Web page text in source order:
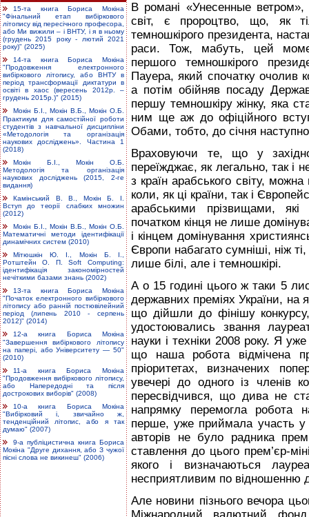
15-та книга Бориса Мокіна
"Фінальний етап вибіркового
літопису від пересічного професора,
або Ми вижили – і ВНТУ, і я в ньому
(грудень 2015 року - лютий 2021
року)" (2025)
14-та книга Бориса Мокіна
"Продовження електронного
вибіркового літопису, або ВНТУ в
період трансформації диктатури в
освіті в хаос (вересень 2012р. –
грудень 2015р.)" (2015)
Мокін Б.І., Мокін В.Б., Мокін О.Б.
Практикум для самостійної роботи
студентів з навчальної дисципліни
«Методологія та організація
наукових досліджень». Частина 1
(2018)
Мокін Б.І., Мокін О.Б.
Методологія та організація
наукових досліджень (2015, 2-ге
видання)
Камінський В. В., Мокін Б. І.
Вступ до теорії слабких множин
(2012)
Мокін Б.І., Мокін В.Б., Мокін О.Б.
Математичні методи ідентифікації
динамічних систем (2010)
Мітюшкін Ю. І., Мокін Б. І.,
Ротштейн О. П. Soft Computing:
ідентифікація закономірностей
нечіткими базами знань (2002)
13-та книга Бориса Мокіна
"Початок електронного вибіркового
літопису або ранній постювілейний
період (липень 2010 - серпень
2012)" (2014)
12-а книга Бориса Мокіна
"Завершення вибіркового літопису
на папері, або Університету — 50"
(2010)
11-а книга Бориса Мокіна
"Продовження вибіркового літопису,
або Напередодні та після
дострокових виборів" (2008)
10-а книга Бориса Мокіна
"Вибірковий і, звичайно ж,
тенденційний літопис, або я так
думаю" (2007)
9-а публіцистична книга Бориса
Мокіна "Друге дихання, або З чужої
пісні слова не викинеш" (2006)
В романі «Унесенные ветром»,
світ, є пророцтво, що, як
темношкірого президента,
раси. Тож, мабуть, цей
першого темношкірого
Пауера, який спочатку очолив
а потім обійняв посаду
першу темношкіру жінку, яка
ним ще аж до офіційного
Обами, тобто, до січня
Враховуючи те, що у
переїжджає, як легально, так і
з країн арабського світу,
коли, як ці країни, так і
арабськими прізвищами,
початком кінця не лише
і кінцем домінування
Європи набагато сумніші, ніж
лише білі, але і темношкірі.
А о 15 годині цього ж таки 5
державних преміях України, на
що дійшли до фінішу
удостоювались звання
науки і техніки 2008 року. Я
що наша робота відмічена
пріоритетах, визначених
увечері до одного із членів
пересвідчився, що дива не
напрямку перемогла робота
перше, уже приймала участь у
авторів не було радника
ставлення до цього прем’єр-
якого і визначаються
несприятливим по відношенню
Але новини пізнього вечора